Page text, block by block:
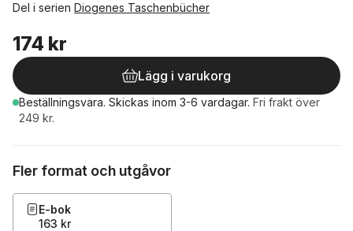
Del i serien Diogenes Taschenbücher
174 kr
Lägg i varukorg
Beställningsvara. Skickas inom 3-6 vardagar. Fri frakt över
249 kr.
Fler format och utgåvor
E-bok
163 kr